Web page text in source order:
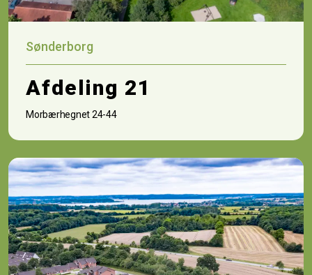
Sønderborg
Afdeling 21
Morbærhegnet 24-44